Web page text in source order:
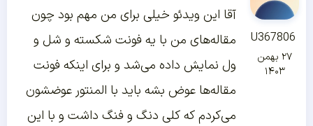
U367806
۲۷ بهمن
۱۴۰۳
آقا این ویدئو خیلی برای من مهم بود چون
مقاله‌های من با یه فونت شکسته و شل و
ول نمایش داده می‌شد و برای اینکه فونت
مقاله‌ها عوض بشه باید با المنتور عوضشون
می‌کردم که کلی دنگ و فنگ داشت و با این